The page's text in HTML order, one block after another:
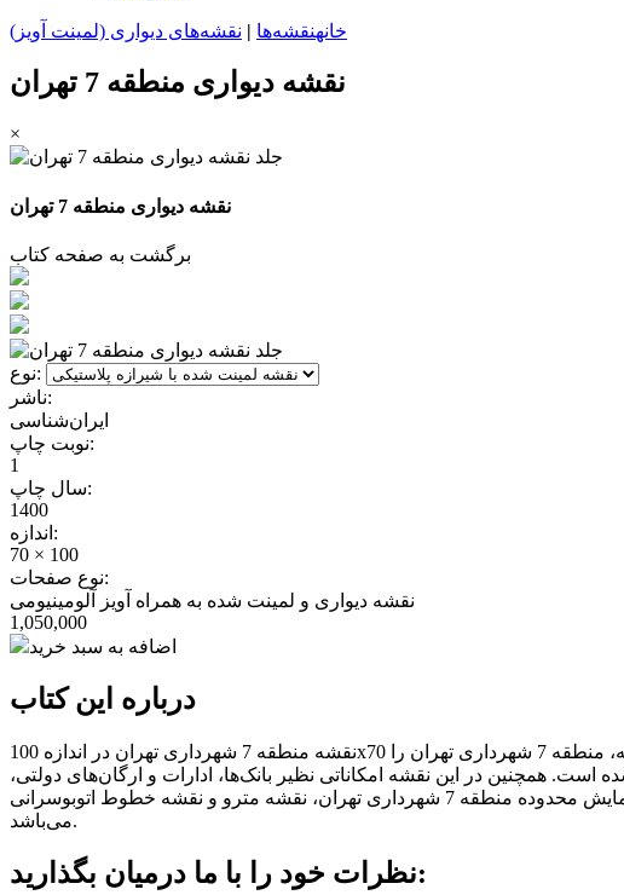
خانهنقشه‌ها | نقشه‌های دیواری (لمینت آویز)
نقشه دیواری منطقه 7 تهران
×
نقشه دیواری منطقه 7 تهران
برگشت به صفحه کتاب
نوع:
ناشر:
ایران‌شناسی
نوبت چاپ:
1
سال چاپ:
1400
اندازه:
70 × 100
نوع صفحات:
نقشه دیواری و لمینت شده به همراه آویز آلومینیومی
1,050,000
اضافه به سبد خرید
درباره این کتاب
نقشه منطقه 7 شهرداری تهران در اندازه 100x70 سانتی‌متر و در مقیاس 1:7.500 توسط واحد کارتوگرافی و جغرافیایی انتشارات ایرانشناسی تهیه و تدوین شده است. این نقشه، منطقه 7 شهرداری تهران را
همچنین در این نقشه امکاناتی نظیر بانک‌ها، ادارات و ارگان‌های دولتی،
داروخانه‌ها، بیمارستان‌ها، ورزشگاه‌ها، بوستان‌ها و دیگر امکان منطقه معرفی شده‌اند. این نقشه علاوه بر نمایش محدوده منطقه 7 شهرداری تهران، نقشه مترو و نقشه خطوط اتوبوسرانی BRT را نیز دارا
می‌باشد.
نظرات خود را با ما درمیان بگذارید: